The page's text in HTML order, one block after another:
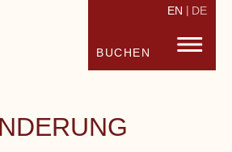
STRANDHOTEL FISCHLAND
BUCHEN
EN DE